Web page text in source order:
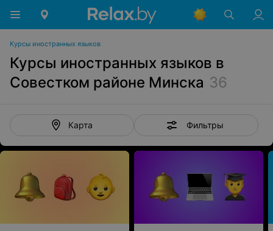
Курсы иностранных языков
Курсы иностранных языков в
Совестком районе Минска 36
Карта Фильтры